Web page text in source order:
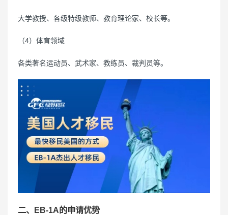
大学教授、各级特级教师、教育理论家、校长等。
（4）体育领域
各类著名运动员、武术家、教练员、裁判员等。
二、EB-1A的申请优势